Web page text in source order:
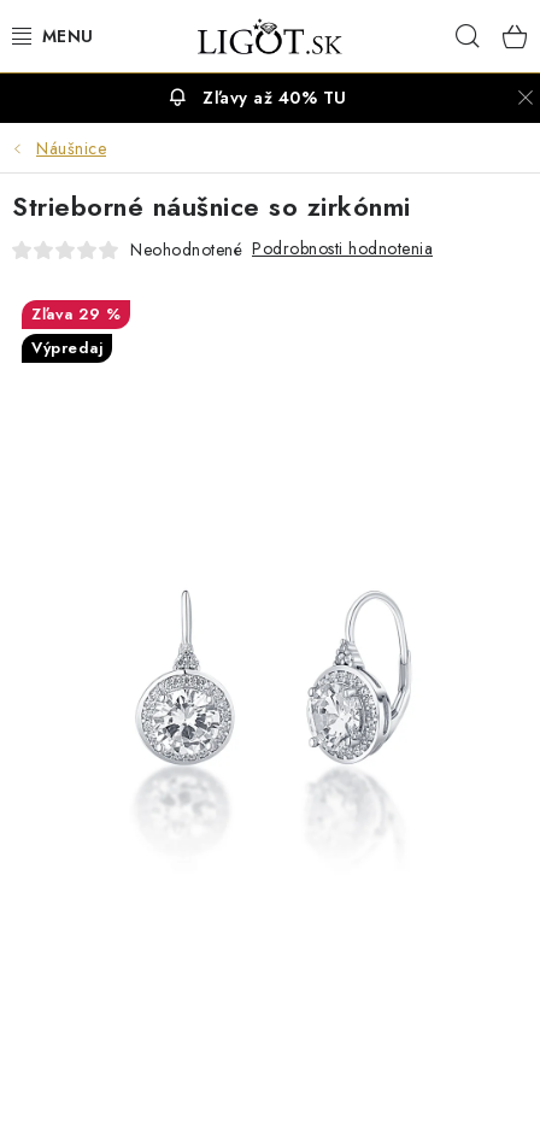
na
PRSTENE
Doprava a platba Vrátenie, výmena, reklamácia
Obchodné podmienky
Ochrana súkromia
Zľavy až 40% TU
Náušnice
Strieborné náušnice so zirkónmi
Neohodnotené Podrobnosti hodnotenia
29 %
Výpredaj